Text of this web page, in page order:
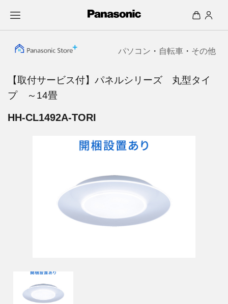
パソコン ・ 自転車 ・ その他
【取付サービス付】パネルシリーズ 丸型タイ
プ ～14畳
HH-CL1492A-TORI